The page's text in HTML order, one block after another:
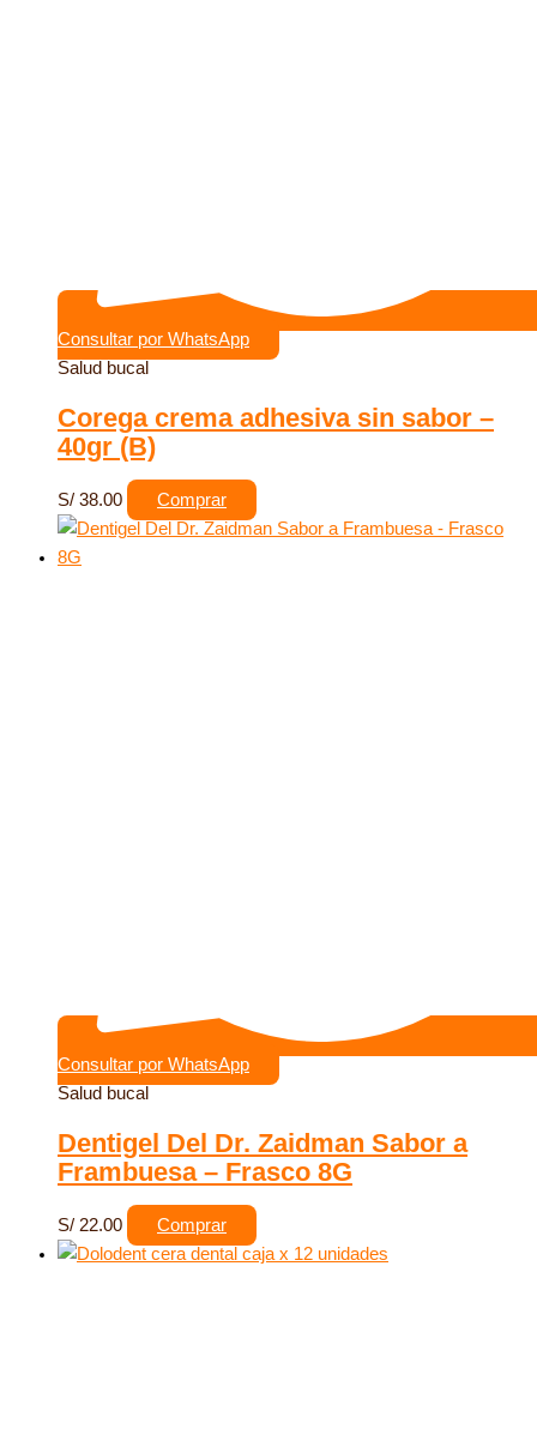
Consultar por WhatsApp
Salud bucal
Corega crema adhesiva sin sabor –
40gr (B)
S/ 38.00 Comprar
Consultar por WhatsApp
Salud bucal
Dentigel Del Dr. Zaidman Sabor a
Frambuesa – Frasco 8G
S/ 22.00 Comprar